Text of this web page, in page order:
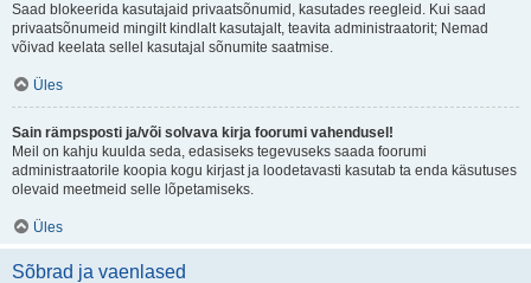
Saad blokeerida kasutajaid privaatsõnumid, kasutades reegleid. Kui saad
privaatsõnumeid mingilt kindlalt kasutajalt, teavita administraatorit; Nemad
võivad keelata sellel kasutajal sõnumite saatmise.
Üles
Sain rämpsposti ja/või solvava kirja foorumi vahendusel!
Meil on kahju kuulda seda, edasiseks tegevuseks saada foorumi
administraatorile koopia kogu kirjast ja loodetavasti kasutab ta enda käsutuses
olevaid meetmeid selle lõpetamiseks.
Üles
Sõbrad ja vaenlased